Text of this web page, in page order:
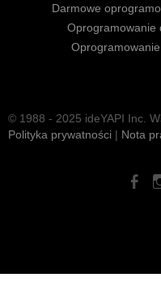
Darmowe
Oprogramowanie
© 1988 - 2025 ideYAPI Inc.
Polityka prywatności | Nota